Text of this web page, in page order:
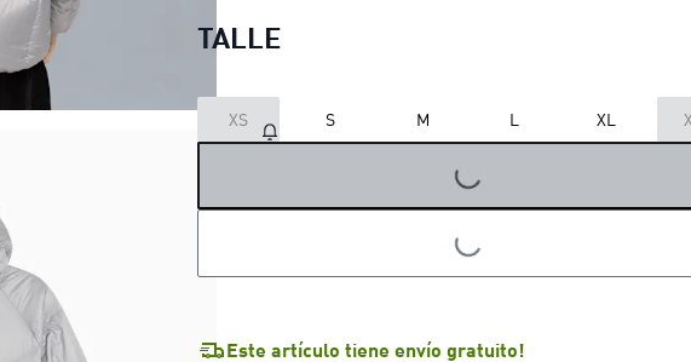
TALLE
XS S M L XL
LOADING...
LOADING...
Este artículo tiene envío gratuito!